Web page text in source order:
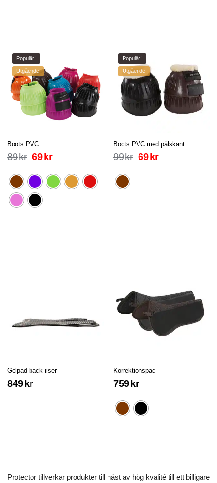
Populär!
Utgående
Boots PVC
89kr 69 kr
Populär!
Utgående
Boots PVC med pälskant
99kr 69 kr
Gelpad back riser
849 kr
Korrektionspad
759 kr
Protector tillverkar produkter till häst av hög kvalité till ett billigare